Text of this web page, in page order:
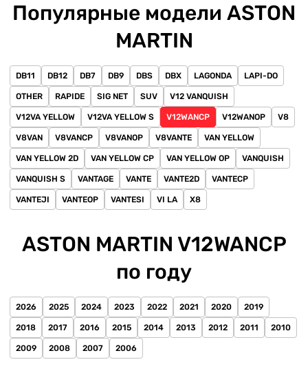
Популярные модели ASTON
MARTIN
DB11 DB12 DB7 DB9 DBS DBX LAGONDA LAPI-DO
OTHER RAPIDE SIG NET SUV V12 VANQUISH
V12VA YELLOW V12VA YELLOW S V12WANCP V12WANOP V8
V8VAN V8VANCP V8VANOP V8VANTE VAN YELLOW
VAN YELLOW 2D VAN YELLOW CP VAN YELLOW OP VANQUISH
VANQUISH S VANTAGE VANTE VANTE2D VANTECP
VANTEJI VANTEOP VANTESI VI LA X8
ASTON MARTIN V12WANCP
по году
2026 2025 2024 2023 2022 2021 2020 2019
2018 2017 2016 2015 2014 2013 2012 2011 2010
2009 2008 2007 2006